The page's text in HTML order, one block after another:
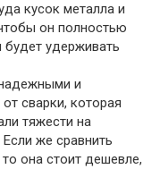
кусок металла и
он полностью
будет удерживать
и
сварки, которая
тяжести на
Если же сравнить
она стоит дешевле,